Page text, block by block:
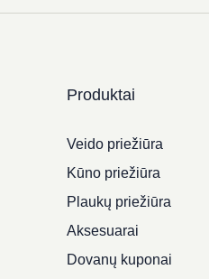
Produktai
Veido priežiūra
Kūno priežiūra
Plaukų priežiūra
Aksesuarai
Dovanų kuponai